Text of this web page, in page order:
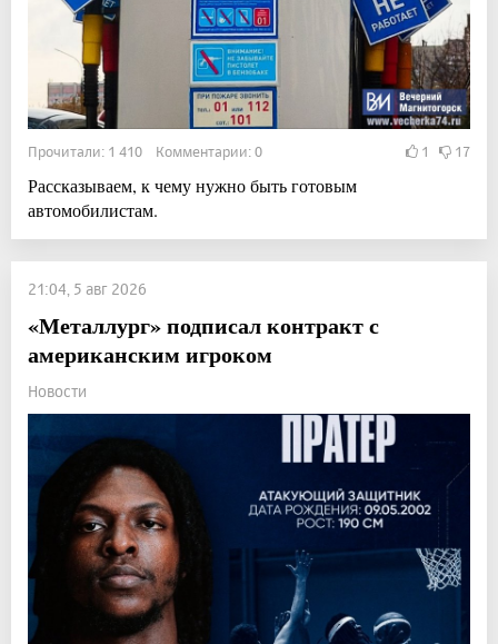
Прочитали: 1 410 Комментарии: 0 1 17
Рассказываем, к чему нужно быть готовым
автомобилистам.
21:04, 5 авг 2026
«Металлург» подписал контракт с
американским игроком
Новости